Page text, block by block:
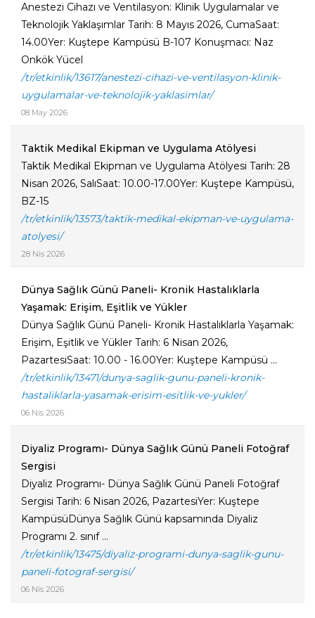
Anestezi Cihazı ve Ventilasyon: Klinik Uygulamalar ve
Teknolojik Yaklaşımlar Tarih: 8 Mayıs 2026, CumaSaat:
14.00Yer: Kuştepe Kampüsü B-107 Konuşmacı: Naz
Onkök Yücel
/tr/etkinlik/13617/anestezi-cihazi-ve-ventilasyon-klinik-
uygulamalar-ve-teknolojik-yaklasimlar/
08 May 2026
Taktik Medikal Ekipman ve Uygulama Atölyesi
Taktik Medikal Ekipman ve Uygulama Atölyesi Tarih: 28
Nisan 2026, SalıSaat: 10.00-17.00Yer: Kuştepe Kampüsü,
BZ-15
/tr/etkinlik/13573/taktik-medikal-ekipman-ve-uygulama-
atolyesi/
28 Nis 2026
Dünya Sağlık Günü Paneli- Kronik Hastalıklarla
Yaşamak: Erişim, Eşitlik ve Yükler
Dünya Sağlık Günü Paneli- Kronik Hastalıklarla Yaşamak:
Erişim, Eşitlik ve Yükler Tarih: 6 Nisan 2026,
PazartesiSaat: 10.00 - 16.00Yer: Kuştepe Kampüsü ...
/tr/etkinlik/13471/dunya-saglik-gunu-paneli-kronik-
hastaliklarla-yasamak-erisim-esitlik-ve-yukler/
06 Nis 2026
Diyaliz Programı- Dünya Sağlık Günü Paneli Fotoğraf
Sergisi
Diyaliz Programı- Dünya Sağlık Günü Paneli Fotoğraf
Sergisi Tarih: 6 Nisan 2026, PazartesiYer: Kuştepe
KampüsüDünya Sağlık Günü kapsamında Diyaliz
Programı 2. sınıf ...
/tr/etkinlik/13475/diyaliz-programi-dunya-saglik-gunu-
paneli-fotograf-sergisi/
06 Nis 2026